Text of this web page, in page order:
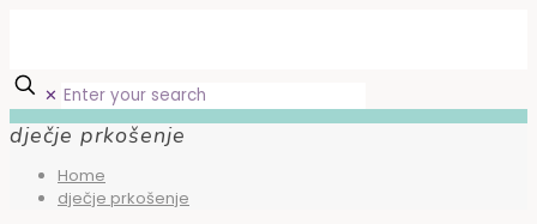
✕
dječje prkošenje
Home
dječje prkošenje